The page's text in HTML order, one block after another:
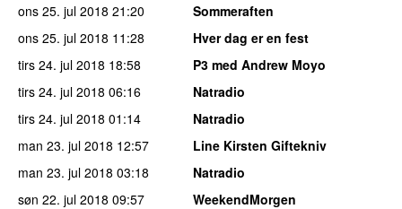
ons 25. jul 2018 21:20
Sommeraften
ons 25. jul 2018 11:28
Hver dag er en fest
tirs 24. jul 2018 18:58
P3 med Andrew Moyo
tirs 24. jul 2018 06:16
Natradio
tirs 24. jul 2018 01:14
Natradio
man 23. jul 2018 12:57
Line Kirsten Giftekniv
man 23. jul 2018 03:18
Natradio
søn 22. jul 2018 09:57
WeekendMorgen